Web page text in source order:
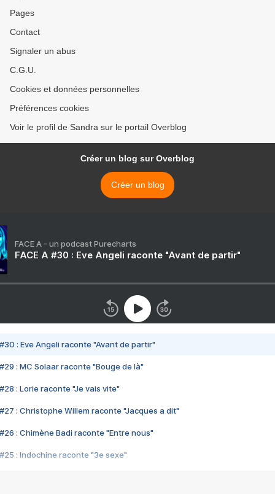
Pages
Contact
Signaler un abus
C.G.U.
Cookies et données personnelles
Préférences cookies
Voir le profil de Sandra sur le portail Overblog
Créer un blog sur Overblog
Créer un blog
FACE A - un podcast Purecharts
FACE A #30 : Eve Angeli raconte "Avant de partir"
#30 : Eve Angeli raconte "Avant de partir"
#29 : MC Solaar raconte "Bouge de là"
#28 : Lorie raconte "Je vais vite"
#27 : Christophe Willem raconte "Jacques a dit"
#26 : Chimène Badi raconte "Entre nous"
#25 : Indochine raconte "3e sexe"